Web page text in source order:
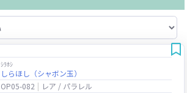
ｼﾗﾎｼ
しらほし（シャボン玉）
OP05-082
レア / パラレル